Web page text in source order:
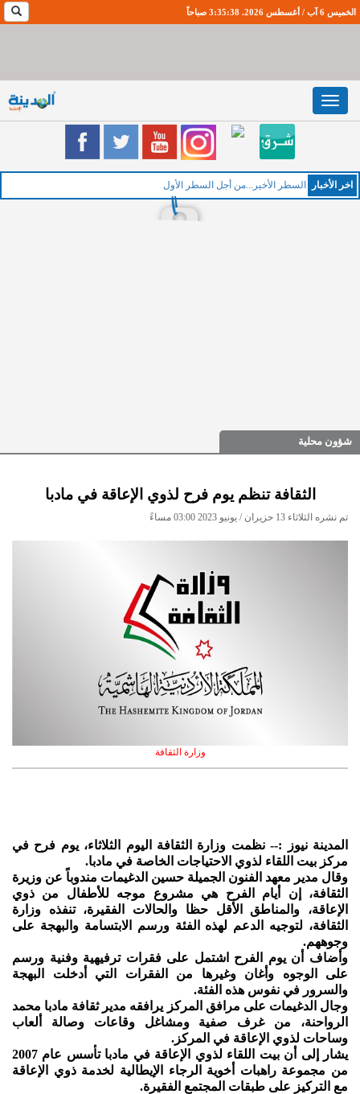
الخميس 6 آب / أغسطس 2026. 3:35:39 صباحاً
Toggle
navigation
اخر اﻷخبار السطر الأخير...من أجل السطر الأول
شؤون محلية
الثقافة تنظم يوم فرح لذوي الإعاقة في مادبا
تم نشره الثلاثاء 13 حزيران / يونيو 2023 03:00 مساءً
وزارة الثقافة
المدينة نيوز :-- نظمت وزارة الثقافة اليوم الثلاثاء، يوم فرح في
مركز بيت اللقاء لذوي الاحتياجات الخاصة في مادبا.
وقال مدير معهد الفنون الجميلة حسين الدغيمات مندوباً عن وزيرة
الثقافة، إن أيام الفرح هي مشروع موجه للأطفال من ذوي
الإعاقة، والمناطق الأقل حظا والحالات الفقيرة، تنفذه وزارة
الثقافة، لتوجيه الدعم لهذه الفئة ورسم الابتسامة والبهجة على
وجوههم.
وأضاف أن يوم الفرح اشتمل على فقرات ترفيهية وفنية ورسم
على الوجوه وأغان وغيرها من الفقرات التي أدخلت البهجة
والسرور في نفوس هذه الفئة.
وجال الدغيمات على مرافق المركز يرافقه مدير ثقافة مادبا محمد
الرواحنة، من غرف صفية ومشاغل وقاعات وصالة ألعاب
وساحات لذوي الإعاقة في المركز.
يشار إلى أن بيت اللقاء لذوي الإعاقة في مادبا تأسس عام 2007
من مجموعة راهبات أخوية الرجاء الإيطالية لخدمة ذوي الإعاقة
مع التركيز على طبقات المجتمع الفقيرة.